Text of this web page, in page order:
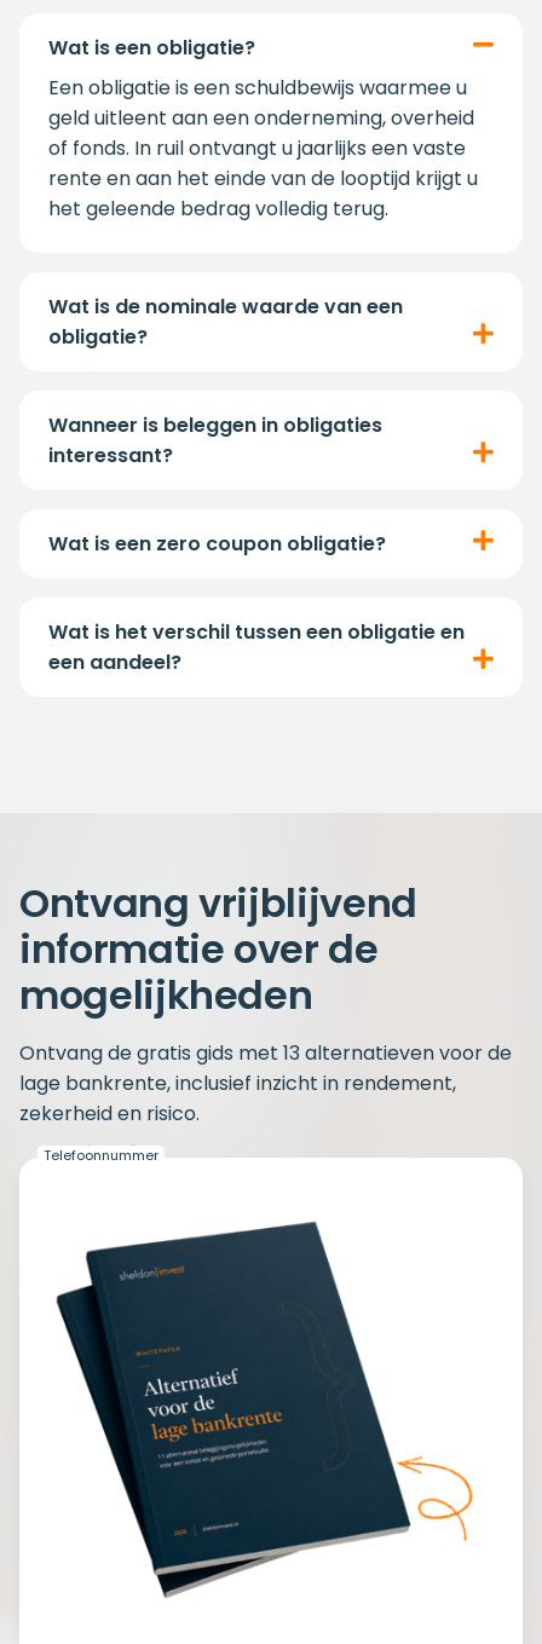
Wat is een obligatie?
Een obligatie is een schuldbewijs waarmee u
geld uitleent aan een onderneming, overheid
of fonds. In ruil ontvangt u jaarlijks een vaste
rente en aan het einde van de looptijd krijgt u
het geleende bedrag volledig terug.
Wat is de nominale waarde van een
obligatie?
Wanneer is beleggen in obligaties
interessant?
Wat is een zero coupon obligatie?
Wat is het verschil tussen een obligatie en
een aandeel?
Ontvang vrijblijvend
informatie over de
mogelijkheden
Ontvang de gratis gids met 13 alternatieven voor de
lage bankrente, inclusief inzicht in rendement,
zekerheid en risico.
Naam*
E-mailadres*
Telefoonnummer